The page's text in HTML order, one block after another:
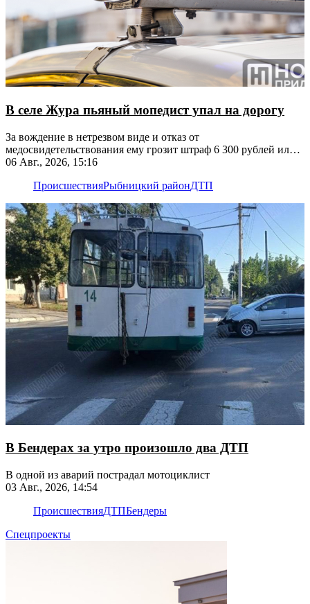
В селе Жура пьяный мопедист упал на дорогу
За вождение в нетрезвом виде и отказ от
медосвидетельствования ему грозит штраф 6 300 рублей или
лишение прав
06 Авг., 2026, 15:16
ПроисшествияРыбницкий районДТП
В Бендерах за утро произошло два ДТП
В одной из аварий пострадал мотоциклист
03 Авг., 2026, 14:54
ПроисшествияДТПБендеры
Спецпроекты